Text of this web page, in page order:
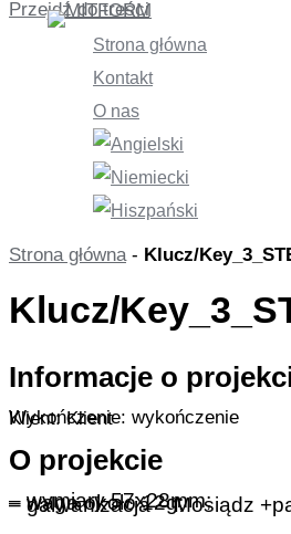
Przejdź do treści
Strona główna
Kontakt
O nas
Strona główna- Klucz/
Klucz/
Informacje o
Wykończenie: wykończenie
Klient: Klient
O projekcie
– wymiary 57x28mm;
– waga około 12g;
– galwanizacja – Mosiądz